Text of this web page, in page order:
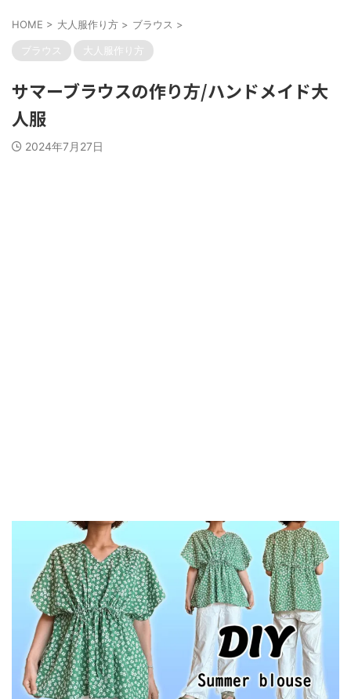
HOME > 大人服作り方 > ブラウス >
ブラウス 大人服作り方
サマーブラウスの作り方/ハンドメイド大
人服
2024年7月27日